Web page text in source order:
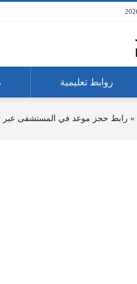
روابط تعليمية
» رابط حجز موعد في المستشفى عبر